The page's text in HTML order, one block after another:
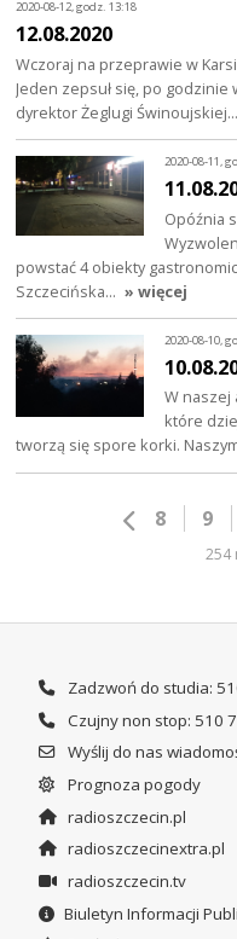
2020-08-12, godz. 13:18
12.08.2020
Wczoraj na przeprawie w
Jeden zepsuł się, po godzinie
dyrektor Żeglugi Świnoujskiej…
2020-08-11,
Opóźnia
powstać 4 obiekty
Szczecińska… » więcej
2020-08-10,
W naszej
które
tworzą się spore korki.
8 9
254
Zadzwoń do studia:
Czujny non stop: 510
Wyślij do nas
Prognoza pogody
radioszczecin.pl
radioszczecinextra.pl
radioszczecin.tv
Biuletyn Informacji